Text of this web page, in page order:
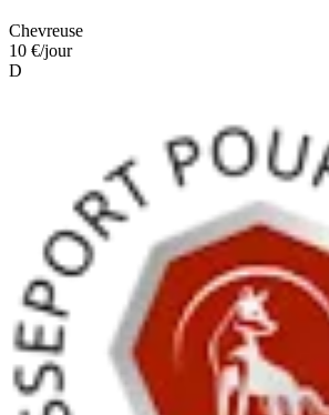
Chevreuse
10 €/jour
D